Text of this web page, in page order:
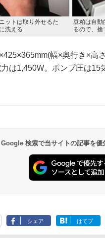
ットは取り外せるた
洗える
豆粕は自動
るので、捨
幅×奥行き×高
は1,450W。ポンプ圧は15
Google 検索で当サイトの記事を優
シェア はてブ